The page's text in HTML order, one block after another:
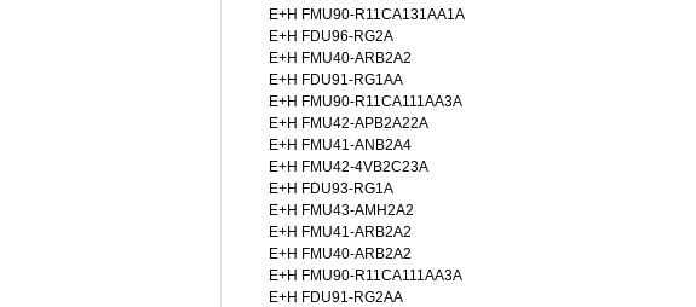
E+H FMU90-R11CA131AA1A
E+H FDU96-RG2A
E+H FMU40-ARB2A2
E+H FDU91-RG1AA
E+H FMU90-R11CA111AA3A
E+H FMU42-APB2A22A
E+H FMU41-ANB2A4
E+H FMU42-4VB2C23A
E+H FDU93-RG1A
E+H FMU43-AMH2A2
E+H FMU41-ARB2A2
E+H FMU40-ARB2A2
E+H FMU90-R11CA111AA3A
E+H FDU91-RG2AA